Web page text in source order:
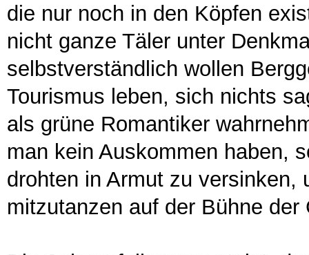
die nur noch in den Köpfen
nicht ganze Täler unter
selbstverständlich wollen
Tourismus leben, sich nichts
als grüne Romantiker
man kein Auskommen haben,
drohten in Armut zu
mitzutanzen auf der Bühne der